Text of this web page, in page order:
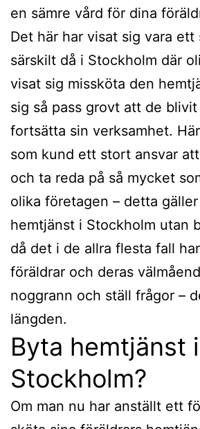
en sämre vård för dina
Det här har visat sig vara
särskilt då i Stockholm där
visat sig missköta den
sig så pass grovt att de
fortsätta sin verksamhet.
som kund ett stort ansvar
och ta reda på så mycket
olika företagen – detta
hemtjänst i Stockholm utan
då det i de allra flesta fall
föräldrar och deras
noggrann och ställ frågor –
längden.
Byta hemtjänst i
Stockholm?
Om man nu har anställt ett